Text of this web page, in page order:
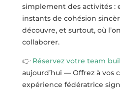
simplement des activités :
instants de cohésion
découvre, et surtout, où
collaborer.
👉 Réservez votre team
aujourd’hui — Offrez à vos
expérience fédératrice